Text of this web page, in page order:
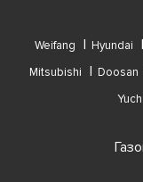
Weifang Hyundai
Mitsubishi
Doosan